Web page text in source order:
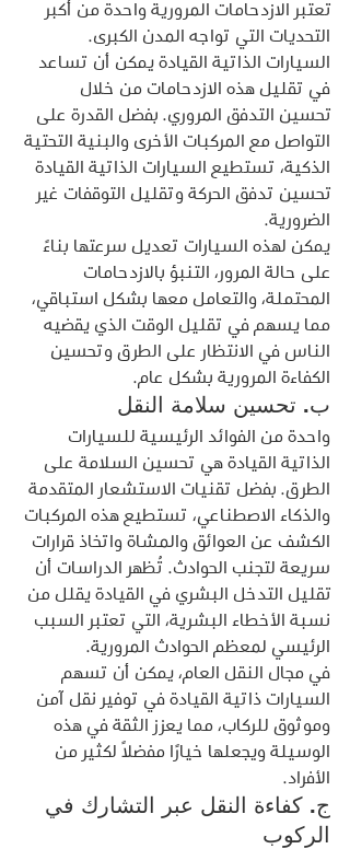
تعتبر الازدحامات المرورية واحدة من أكبر
التحديات التي تواجه المدن الكبرى.
السيارات الذاتية القيادة يمكن أن تساعد
في تقليل هذه الازدحامات من خلال
تحسين التدفق المروري. بفضل القدرة على
التواصل مع المركبات الأخرى والبنية التحتية
الذكية، تستطيع السيارات الذاتية القيادة
تحسين تدفق الحركة وتقليل التوقفات غير
الضرورية.
يمكن لهذه السيارات تعديل سرعتها بناءً
على حالة المرور، التنبؤ بالازدحامات
المحتملة، والتعامل معها بشكل استباقي،
مما يسهم في تقليل الوقت الذي يقضيه
الناس في الانتظار على الطرق وتحسين
الكفاءة المرورية بشكل عام.
ب. تحسين سلامة النقل
واحدة من الفوائد الرئيسية للسيارات
الذاتية القيادة هي تحسين السلامة على
الطرق. بفضل تقنيات الاستشعار المتقدمة
والذكاء الاصطناعي، تستطيع هذه المركبات
الكشف عن العوائق والمشاة واتخاذ قرارات
سريعة لتجنب الحوادث. تُظهر الدراسات أن
تقليل التدخل البشري في القيادة يقلل من
نسبة الأخطاء البشرية، التي تعتبر السبب
الرئيسي لمعظم الحوادث المرورية.
في مجال النقل العام، يمكن أن تسهم
السيارات ذاتية القيادة في توفير نقل آمن
وموثوق للركاب، مما يعزز الثقة في هذه
الوسيلة ويجعلها خيارًا مفضلاً لكثير من
الأفراد.
ج. كفاءة النقل عبر التشارك في
الركوب